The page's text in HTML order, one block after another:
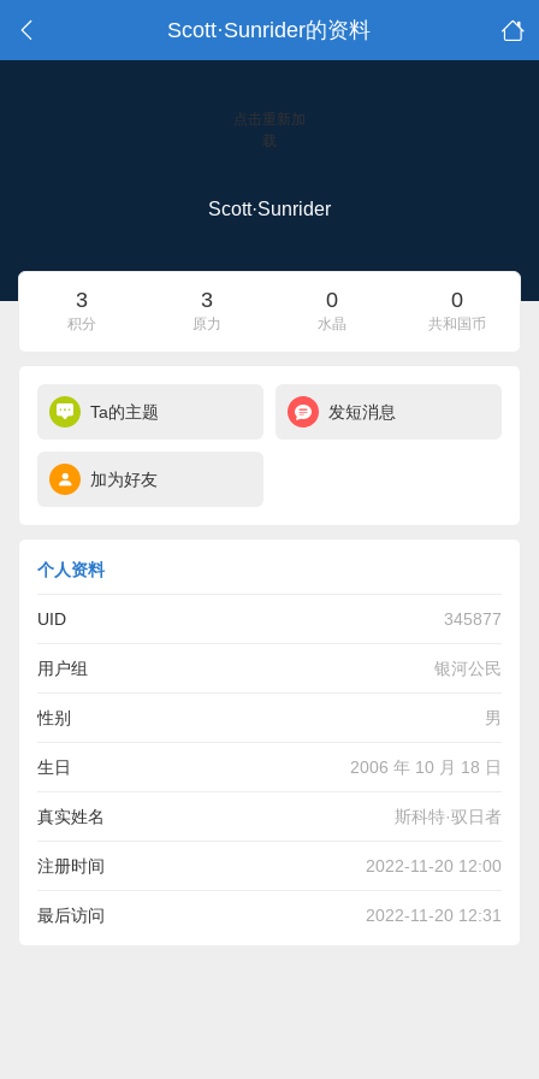
Scott·Sunrider的资料
点击重新加
载
Scott·Sunrider
3
积分
3
原力
0
水晶
0
共和国币
Ta的主题 发短消息
加为好友
个人资料
UID 345877
用户组 银河公民
性别 男
生日 2006 年 10 月 18 日
真实姓名 斯科特·驭日者
注册时间 2022-11-20 12:00
最后访问 2022-11-20 12:31